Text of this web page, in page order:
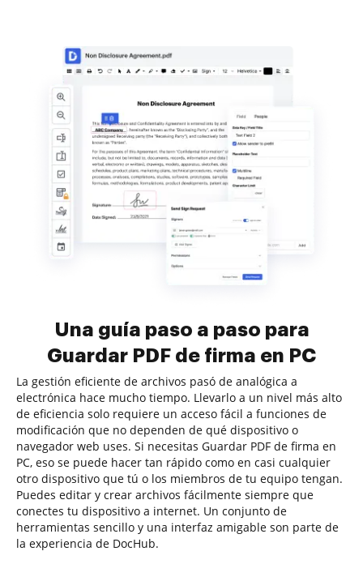
Una guía paso a paso para
Guardar PDF de firma en PC
La gestión eficiente de archivos pasó de analógica a
electrónica hace mucho tiempo. Llevarlo a un nivel más alto
de eficiencia solo requiere un acceso fácil a funciones de
modificación que no dependen de qué dispositivo o
navegador web uses. Si necesitas Guardar PDF de firma en
PC, eso se puede hacer tan rápido como en casi cualquier
otro dispositivo que tú o los miembros de tu equipo tengan.
Puedes editar y crear archivos fácilmente siempre que
conectes tu dispositivo a internet. Un conjunto de
herramientas sencillo y una interfaz amigable son parte de
la experiencia de DocHub.